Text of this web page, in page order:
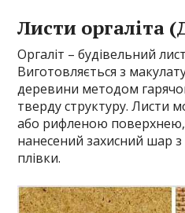
Листи оргаліта
Оргаліт – будівельний
Виготовляється з
деревини методом
тверду структуру. Листи
або рифленою
нанесений захисний шар
плівки.